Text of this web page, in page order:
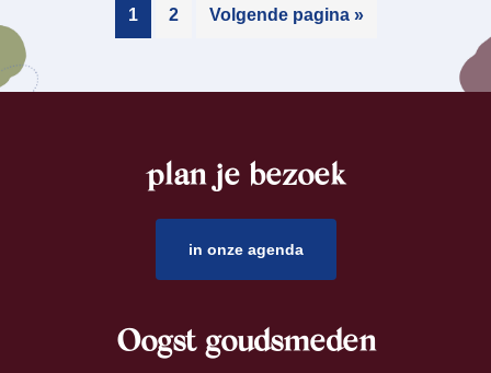
1 2 Volgende pagina »
plan je bezoek
in onze agenda
Oogst goudsmeden